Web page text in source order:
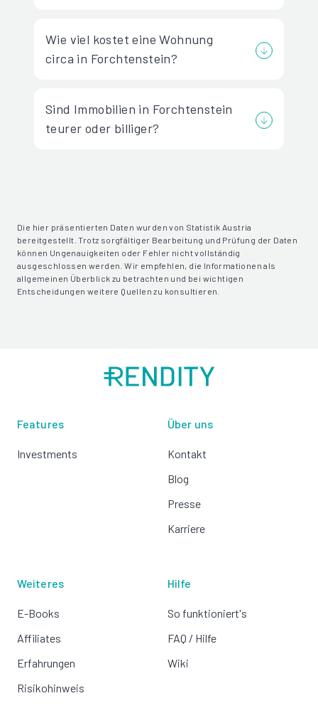
Wie viel kostet eine Wohnung
circa in Forchtenstein?
Sind Immobilien in Forchtenstein
teurer oder billiger?
Die hier präsentierten Daten wurden von Statistik Austria
bereitgestellt. Trotz sorgfältiger Bearbeitung und Prüfung der Daten
können Ungenauigkeiten oder Fehler nicht vollständig
ausgeschlossen werden. Wir empfehlen, die Informationen als
allgemeinen Überblick zu betrachten und bei wichtigen
Entscheidungen weitere Quellen zu konsultieren.
Features
Investments
Über uns
Kontakt
Blog
Presse
Karriere
Weiteres
E-Books
Affiliates
Erfahrungen
Risikohinweis
Hilfe
So funktioniert's
FAQ / Hilfe
Wiki